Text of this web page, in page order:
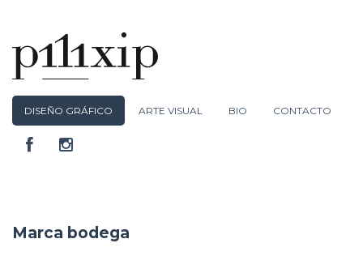
DISEÑO GRÁFICO ARTE VISUAL BIO CONTACTO
Marca bodega